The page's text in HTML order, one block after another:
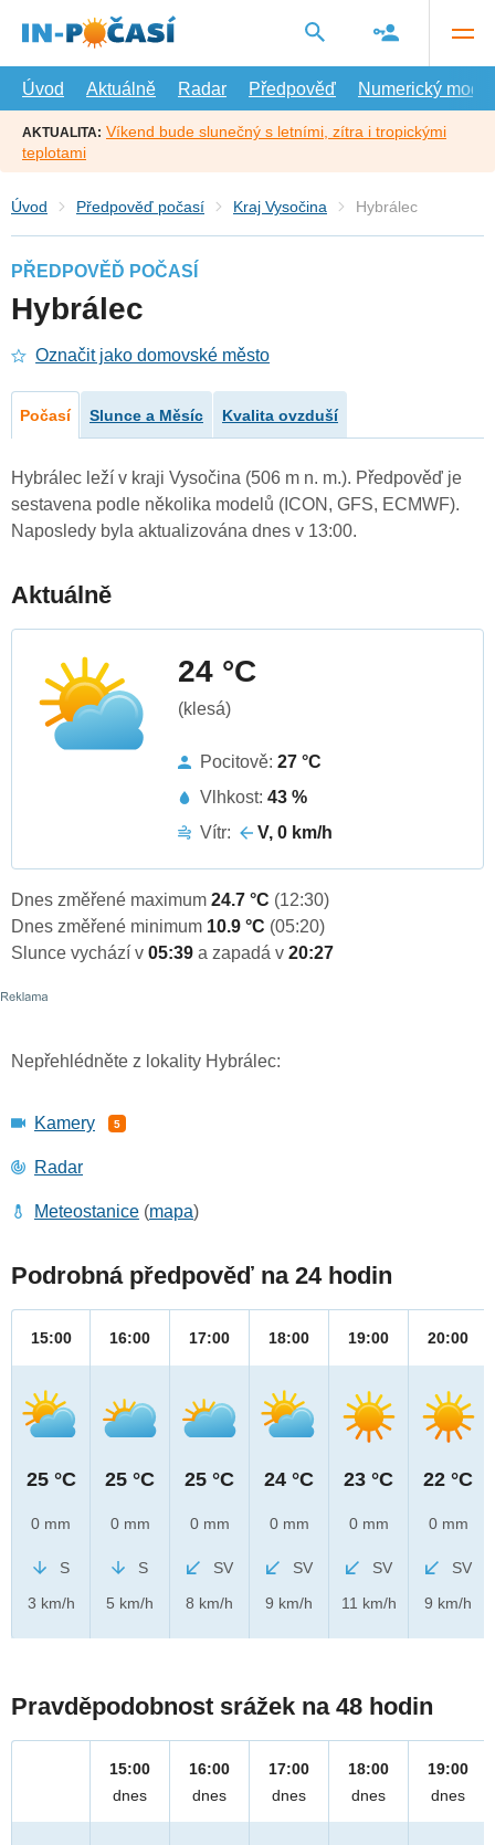
hlavní
Úvod
Aktuálně Radar Předpověď Numerický model
AKTUALITA: Víkend bude slunečný s letními, zítra i tropickými
teplotami
Úvod Předpověď počasí Kraj Vysočina Hybrálec
PŘEDPOVĚĎ POČASÍ
Hybrálec
Označit jako domovské město
Počasí Slunce a Měsíc Kvalita ovzduší
Hybrálec leží v kraji Vysočina (506 m n. m.). Předpověď je
sestavena podle několika modelů (ICON, GFS, ECMWF).
Naposledy byla aktualizována dnes v 13:00.
Aktuálně
24 °C
(klesá)
Pocitově: 27 °C
Vlhkost: 43 %
Vítr:
V, 0 km/h
Dnes změřené maximum 24.7 °C (12:30)
Dnes změřené minimum 10.9 °C (05:20)
Slunce vychází v 05:39 a zapadá v 20:27
Nepřehlédněte z lokality Hybrálec:
Kamery 5
Radar
Meteostanice (mapa)
Podrobná předpověď na 24 hodin
15:00
25 °C
0 mm
S
3 km/h
16:00
25 °C
0 mm
S
5 km/h
17:00
25 °C
0 mm
SV
8 km/h
18:00
24 °C
0 mm
SV
9 km/h
19:00
23 °C
0 mm
SV
11 km/h
20:00
22 °C
0 mm
SV
9 km/h
Pravděpodobnost srážek na 48 hodin
15:00
dnes
16:00
dnes
17:00
dnes
18:00
dnes
19:00
dnes